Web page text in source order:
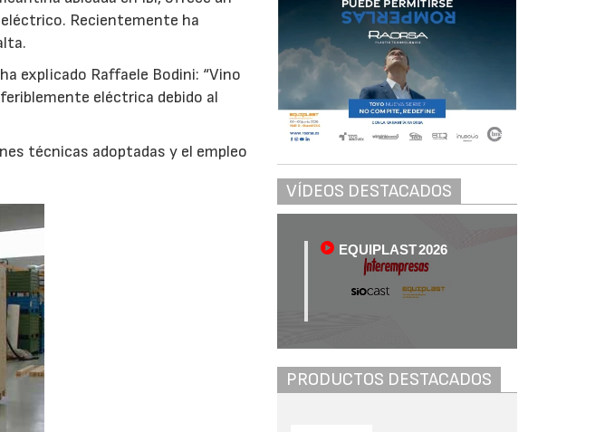
Recientemente ha
explicado Raffaele Bodini: “Vino
eléctrica debido al
técnicas adoptadas y el empleo
VÍDEOS DESTACADOS
EQUIPLAST 2026
PRODUCTOS DESTACADOS